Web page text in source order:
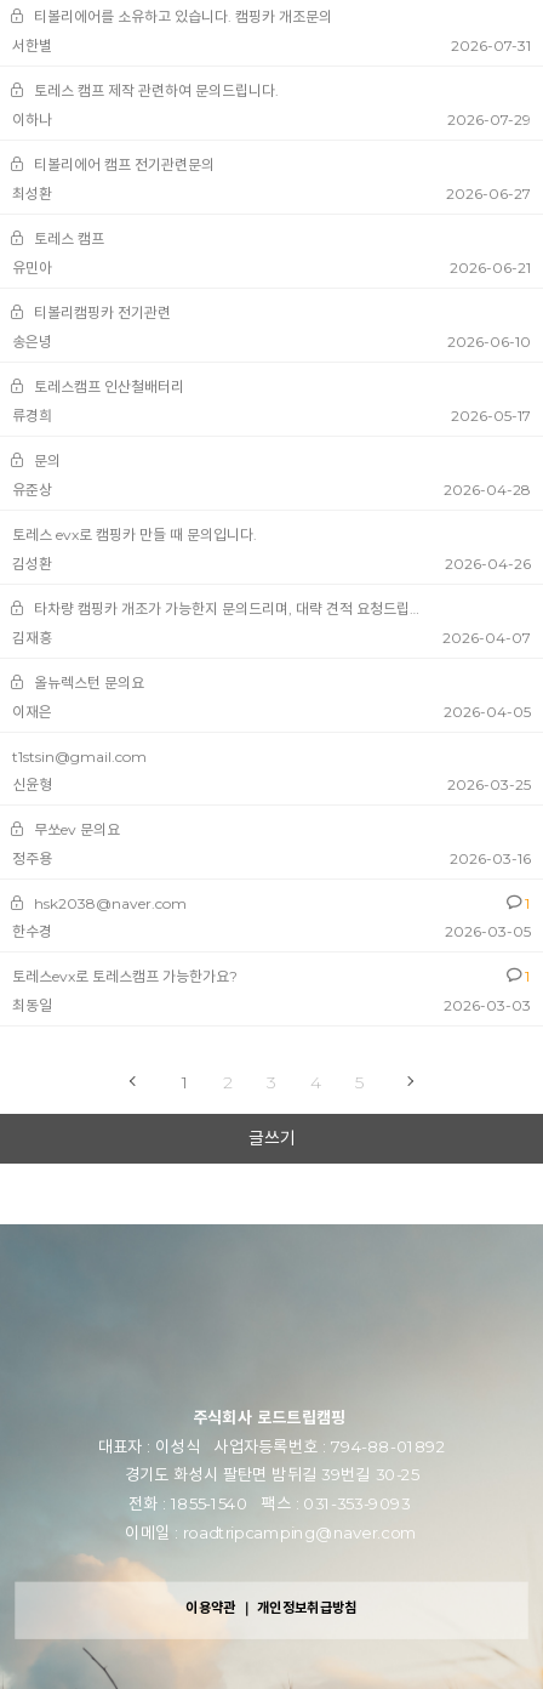
티볼리에어를 소유하고 있습니다. 캠핑카 개조문의
서한별
2026-07-31
토레스 캠프 제작 관련하여 문의드립니다.
이하나
2026-07-29
티볼리에어 캠프 전기관련문의
최성환
2026-06-27
토레스 캠프
유민아
2026-06-21
티볼리캠핑카 전기관련
송은녕
2026-06-10
토레스캠프 인산철배터리
류경희
2026-05-17
문의
유준상
2026-04-28
토레스 evx로 캠핑카 만들 때 문의입니다.
김성환
2026-04-26
타차량 캠핑카 개조가 가능한지 문의드리며, 대략 견적 요청드립니다.
김재흥
2026-04-07
올뉴렉스턴 문의요
이재은
2026-04-05
t1stsin@gmail.com
신윤형
2026-03-25
무쏘ev 문의요
정주용
2026-03-16
hsk2038@naver.com
1
한수경
2026-03-05
토레스evx로 토레스캠프 가능한가요?
1
최동일
2026-03-03
1 2 3 4 5
글쓰기
주식회사 로드트립캠핑
대표자 : 이성식 사업자등록번호 : 794-88-01892
경기도 화성시 팔탄면 밤뒤길 39번길 30-25
전화 : 1855-1540 팩스 : 031-353-9093
이메일 : roadtripcamping@naver.com
이용약관 ｜ 개인정보취급방침